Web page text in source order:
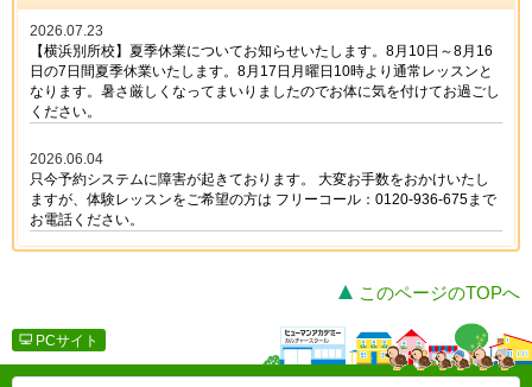
このページのTOPへ
PCサイト